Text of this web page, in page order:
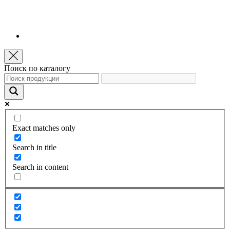
Поиск по каталогу
Exact matches only
Search in title
Search in content